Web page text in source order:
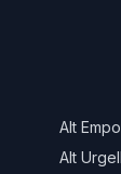
Alt
Alt Urgell